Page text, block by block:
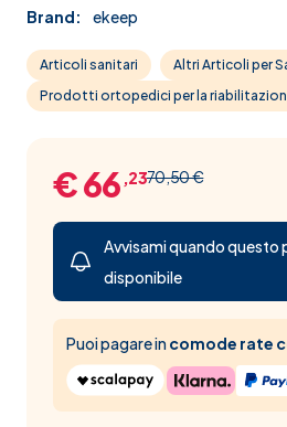
Brand:
ekeep
Articoli sanitari
Altri Articoli per
Prodotti ortopedici per la
70,50 €
€ 66 ,23
Avvisami quando
disponibile
Puoi pagare incomode rate